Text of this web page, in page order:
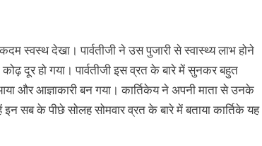
स्वस्थ देखा। पार्वतीजी ने उस पुजारी से स्वास्थ्य लाभ होने
दूर हो गया। पार्वतीजी इस व्रत के बारे में सुनकर बहुत
और आज्ञाकारी बन गया। कार्तिकेय ने अपनी माता से उनके
सब के पीछे सोलह सोमवार व्रत के बारे में बताया कार्तिके यह